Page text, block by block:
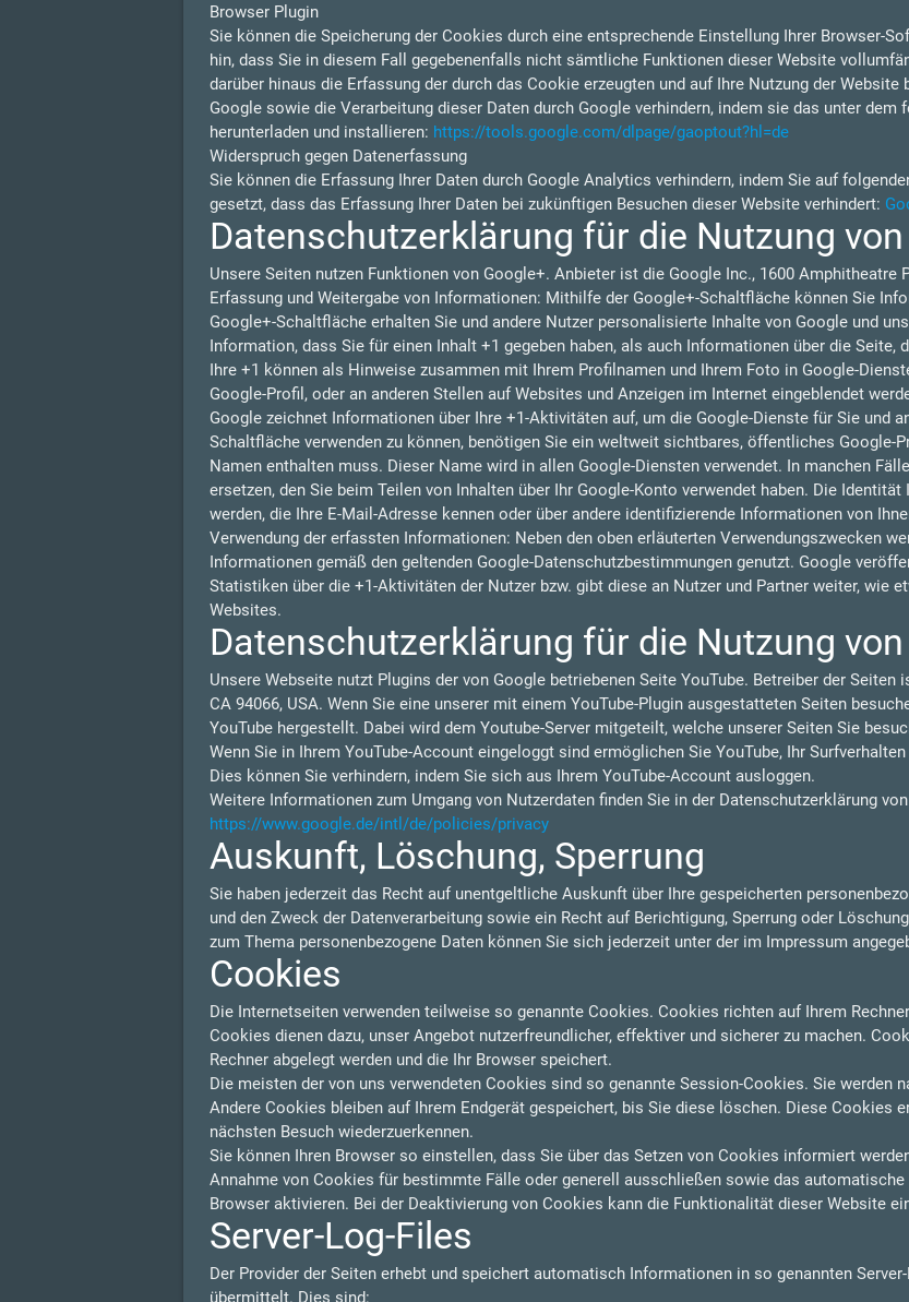
Browser Plugin
Sie können die Speicherung der Cookies durch eine entsprechende Einstellung Ihrer Browser-
hin, dass Sie in diesem Fall gegebenenfalls nicht sämtliche Funktionen dieser Website
darüber hinaus die Erfassung der durch das Cookie erzeugten und auf Ihre Nutzung der Website
Google sowie die Verarbeitung dieser Daten durch Google verhindern, indem sie das unter dem
herunterladen und installieren: https://tools.google.com/dlpage/gaoptout?hl=de
Widerspruch gegen Datenerfassung
Sie können die Erfassung Ihrer Daten durch Google Analytics verhindern, indem Sie auf
gesetzt, dass das Erfassung Ihrer Daten bei zukünftigen Besuchen dieser Website verhindert:
Datenschutzerklärung für die Nutzung von
Unsere Seiten nutzen Funktionen von Google+. Anbieter ist die Google Inc., 1600 Amphitheatre
Erfassung und Weitergabe von Informationen: Mithilfe der Google+-Schaltfläche können Sie
Google+-Schaltfläche erhalten Sie und andere Nutzer personalisierte Inhalte von Google und
Information, dass Sie für einen Inhalt +1 gegeben haben, als auch Informationen über die Seite,
Ihre +1 können als Hinweise zusammen mit Ihrem Profilnamen und Ihrem Foto in Google-
Google-Profil, oder an anderen Stellen auf Websites und Anzeigen im Internet eingeblendet
Google zeichnet Informationen über Ihre +1-Aktivitäten auf, um die Google-Dienste für Sie und
Schaltfläche verwenden zu können, benötigen Sie ein weltweit sichtbares, öffentliches Google-
Namen enthalten muss. Dieser Name wird in allen Google-Diensten verwendet. In manchen
ersetzen, den Sie beim Teilen von Inhalten über Ihr Google-Konto verwendet haben. Die
werden, die Ihre E-Mail-Adresse kennen oder über andere identifizierende Informationen von
Verwendung der erfassten Informationen: Neben den oben erläuterten Verwendungszwecken
Informationen gemäß den geltenden Google-Datenschutzbestimmungen genutzt. Google
Statistiken über die +1-Aktivitäten der Nutzer bzw. gibt diese an Nutzer und Partner weiter, wie
Websites.
Datenschutzerklärung für die Nutzung von
Unsere Webseite nutzt Plugins der von Google betriebenen Seite YouTube. Betreiber der Seiten
CA 94066, USA. Wenn Sie eine unserer mit einem YouTube-Plugin ausgestatteten Seiten
YouTube hergestellt. Dabei wird dem Youtube-Server mitgeteilt, welche unserer Seiten Sie
Wenn Sie in Ihrem YouTube-Account eingeloggt sind ermöglichen Sie YouTube, Ihr
Dies können Sie verhindern, indem Sie sich aus Ihrem YouTube-Account ausloggen.
Weitere Informationen zum Umgang von Nutzerdaten finden Sie in der Datenschutzerklärung
https://www.google.de/intl/de/policies/privacy
Auskunft, Löschung, Sperrung
Sie haben jederzeit das Recht auf unentgeltliche Auskunft über Ihre gespeicherten
und den Zweck der Datenverarbeitung sowie ein Recht auf Berichtigung, Sperrung oder
zum Thema personenbezogene Daten können Sie sich jederzeit unter der im Impressum
Cookies
Die Internetseiten verwenden teilweise so genannte Cookies. Cookies richten auf Ihrem
Cookies dienen dazu, unser Angebot nutzerfreundlicher, effektiver und sicherer zu machen.
Rechner abgelegt werden und die Ihr Browser speichert.
Die meisten der von uns verwendeten Cookies sind so genannte Session-Cookies. Sie werden
Andere Cookies bleiben auf Ihrem Endgerät gespeichert, bis Sie diese löschen. Diese Cookies
nächsten Besuch wiederzuerkennen.
Sie können Ihren Browser so einstellen, dass Sie über das Setzen von Cookies informiert
Annahme von Cookies für bestimmte Fälle oder generell ausschließen sowie das
Browser aktivieren. Bei der Deaktivierung von Cookies kann die Funktionalität dieser Website
Server-Log-Files
Der Provider der Seiten erhebt und speichert automatisch Informationen in so genannten
übermittelt. Dies sind: